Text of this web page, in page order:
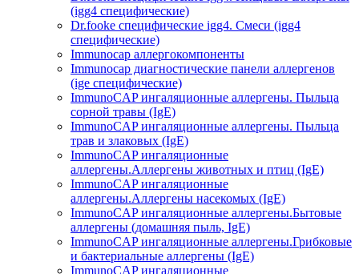
(igg4 специфические)
Dr.fooke специфические igg4. Смеси (igg4
специфические)
Immunocap аллергокомпоненты
Immunocap диагностические панели аллергенов
(ige специфические)
ImmunoCAP ингаляционные аллергены. Пыльца
сорной травы (IgE)
ImmunoCAP ингаляционные аллергены. Пыльца
трав и злаковых (IgE)
ImmunoCAP ингаляционные
аллергены.Аллергены животных и птиц (IgE)
ImmunoCAP ингаляционные
аллергены.Аллергены насекомых (IgE)
ImmunoCAP ингаляционные аллергены.Бытовые
аллергены (домашняя пыль, IgЕ)
ImmunoCAP ингаляционные аллергены.Грибковые
и бактериальные аллергены (IgE)
ImmunoCAP ингаляционные